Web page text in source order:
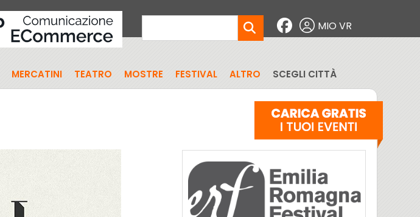
MIO VR
MERCATINI TEATRO MOSTRE FESTIVAL ALTRO SCEGLI CITTÀ